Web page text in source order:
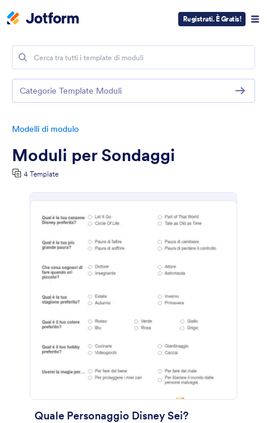
Registrati. È Gratis!
Modelli di modulo
Moduli per Sondaggi
4 Template
Quale Personaggio Disney Sei?
Categorie Template Moduli